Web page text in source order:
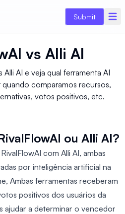
Submit
vs Alli AI
AI e veja qual ferramenta AI
comparamos recursos,
votos positivos, etc.
ou Alli AI?
com Alli AI, ambas
por inteligência artificial na
Ambas ferramentas receberam
positivos dos usuários da
ajudar a determinar o vencedor